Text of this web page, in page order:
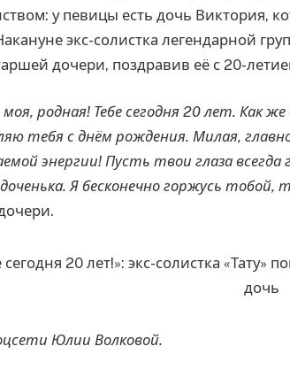
у певицы есть дочь Виктория,
экс-солистка легендарной
дочери, поздравив её с 20-
родная! Тебе сегодня 20 лет. Как
тебя с днём рождения. Милая,
энергии! Пусть твои глаза
Я бесконечно горжусь тобой,
Юлии Волковой.